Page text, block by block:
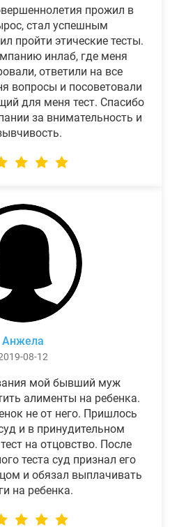
прожил в
стал успешным
пройти этические тесты.
инлаб, где меня
ответили на все
вопросы и посоветовали
для меня тест. Спасибо
за внимательность и
Анжела
08-12
мой бывший муж
алименты на ребенка.
не от него. Пришлось
и в принудительном
на отцовство. После
теста суд признал его
и обязал выплачивать
на ребенка.